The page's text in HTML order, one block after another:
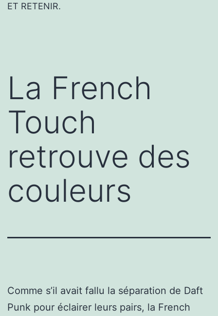
ET RETENIR.
La French
Touch
retrouve des
couleurs
Comme s’il avait fallu la séparation de Daft
Punk pour éclairer leurs pairs, la French